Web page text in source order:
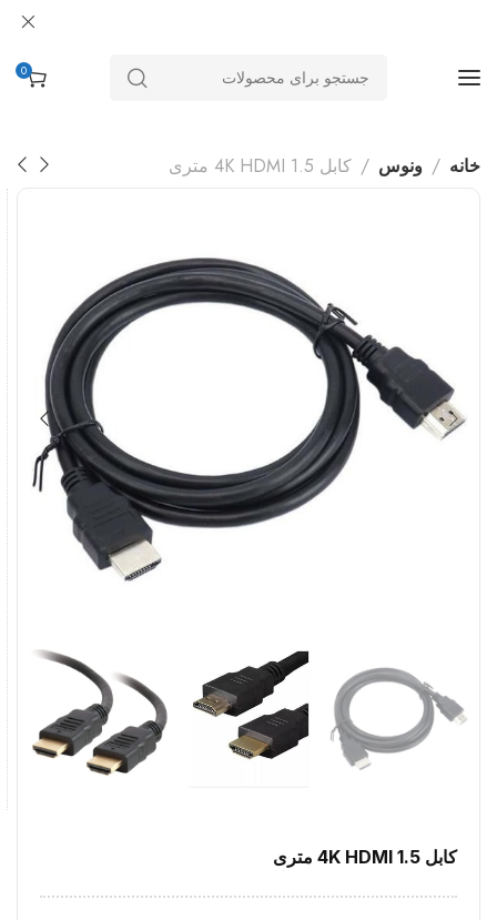
0
خانه ونوس کابل 4K HDMI 1.5 متری
کابل 4K HDMI 1.5 متری